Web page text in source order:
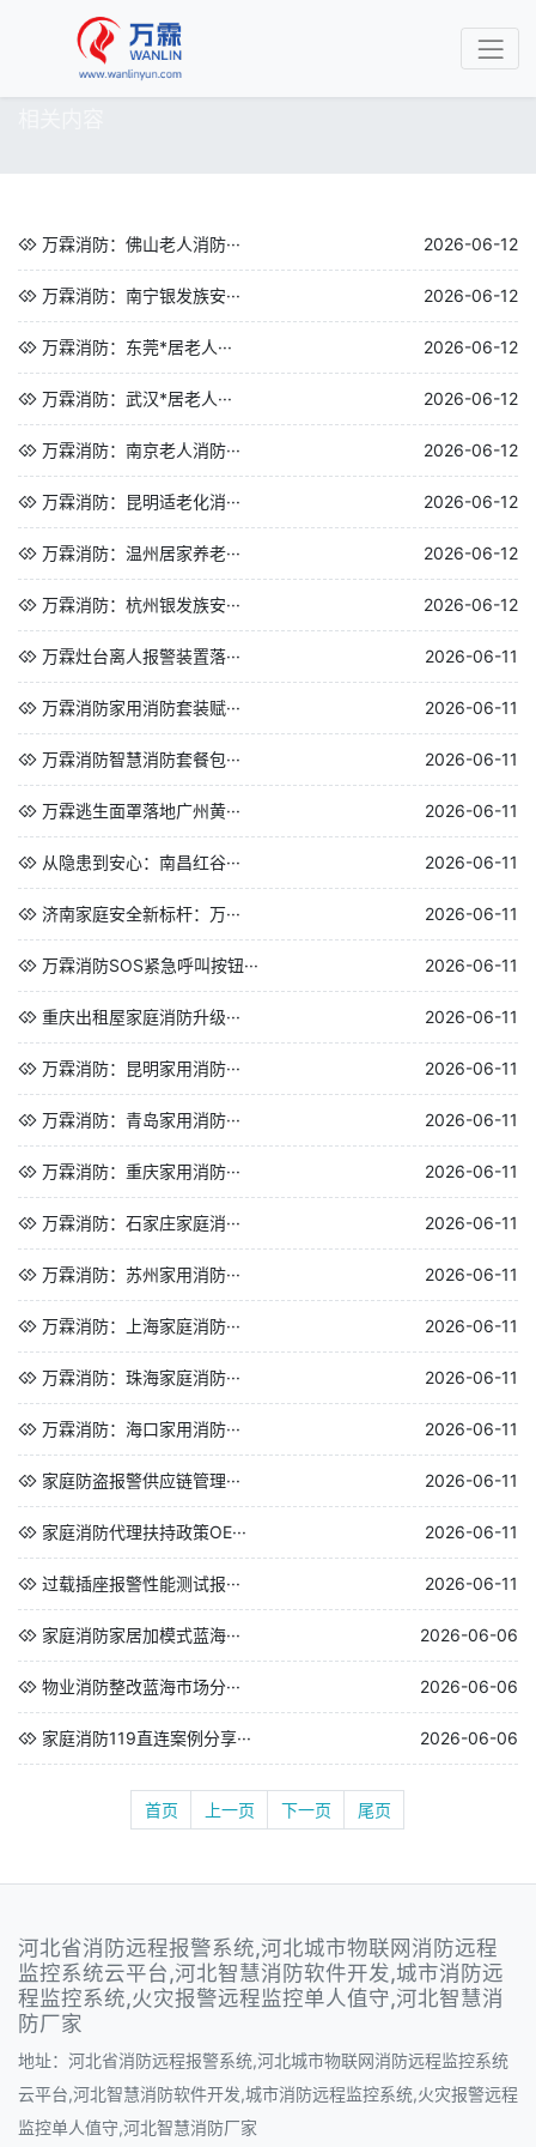
万霖消防：佛山老人消防··· 2026-06-12
万霖消防：南宁银发族安··· 2026-06-12
万霖消防：东莞*居老人··· 2026-06-12
万霖消防：武汉*居老人··· 2026-06-12
万霖消防：南京老人消防··· 2026-06-12
万霖消防：昆明适老化消··· 2026-06-12
万霖消防：温州居家养老··· 2026-06-12
万霖消防：杭州银发族安··· 2026-06-12
万霖灶台离人报警装置落··· 2026-06-11
万霖消防家用消防套装赋··· 2026-06-11
万霖消防智慧消防套餐包··· 2026-06-11
万霖逃生面罩落地广州黄··· 2026-06-11
从隐患到安心：南昌红谷··· 2026-06-11
济南家庭安全新标杆：万··· 2026-06-11
万霖消防SOS紧急呼叫按钮··· 2026-06-11
重庆出租屋家庭消防升级··· 2026-06-11
万霖消防：昆明家用消防··· 2026-06-11
万霖消防：青岛家用消防··· 2026-06-11
万霖消防：重庆家用消防··· 2026-06-11
万霖消防：石家庄家庭消··· 2026-06-11
万霖消防：苏州家用消防··· 2026-06-11
万霖消防：上海家庭消防··· 2026-06-11
万霖消防：珠海家庭消防··· 2026-06-11
万霖消防：海口家用消防··· 2026-06-11
家庭防盗报警供应链管理··· 2026-06-11
家庭消防代理扶持政策OE··· 2026-06-11
过载插座报警性能测试报··· 2026-06-11
家庭消防家居加模式蓝海··· 2026-06-06
物业消防整改蓝海市场分··· 2026-06-06
家庭消防119直连案例分享··· 2026-06-06
首页 上一页 下一页 尾页
河北省消防远程报警系统,河北城市物联网消防远程
监控系统云平台,河北智慧消防软件开发,城市消防远
程监控系统,火灾报警远程监控单人值守,河北智慧消
防厂家
地址：河北省消防远程报警系统,河北城市物联网消防远程监控系统
云平台,河北智慧消防软件开发,城市消防远程监控系统,火灾报警远程
监控单人值守,河北智慧消防厂家